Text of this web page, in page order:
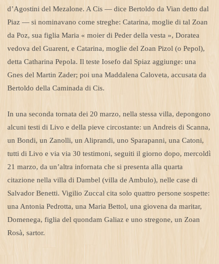
d’Agostini del Mezalone. A Cis — dice Bertoldo da Vian detto dal
Piaz — si nominavano come streghe: Catarina, moglie di tal Zoan
da Poz, sua figlia Maria « moier di Peder della vesta », Doratea
vedova del Guarent, e Catarina, moglie del Zoan Pizol (o Pepol),
detta Catharina Pepola. Il teste Iosefo dal Spiaz aggiunge: una
Gnes del Martin Zader; poi una Maddalena Caloveta, accusata da
Bertoldo della Caminada di Cis.
In una seconda tornata dei 20 marzo, nella stessa villa, depongono
alcuni testi di Livo e della pieve circostante: un Andreis di Scanna,
un Bondi, un Zanolli, un Aliprandi, uno Sparapanni, una Catoni,
tutti di Livo e via via 30 testimoni, seguiti il giorno dopo, mercoldì
21 marzo, da un’altra infornata che si presenta alla quarta
citazione nella villa di Dambel (villa de Ambulo), nelle case di
Salvador Benetti. Vigilio Zuccal cita solo quattro persone sospette:
una Antonia Pedrotta, una Maria Bettol, una giovena da maritar,
Domenega, figlia del quondam Galiaz e uno stregone, un Zoan
Rosà, sartor.